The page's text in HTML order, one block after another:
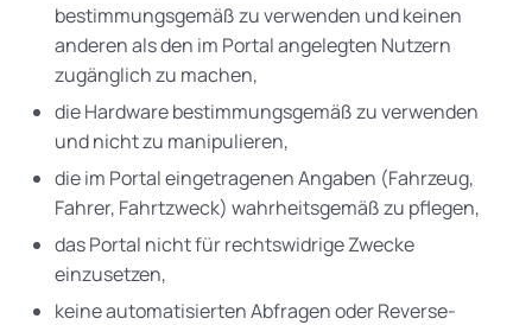
bestimmungsgemäß zu verwenden und keinen
anderen als den im Portal angelegten Nutzern
zugänglich zu machen,
die Hardware bestimmungsgemäß zu verwenden
und nicht zu manipulieren,
die im Portal eingetragenen Angaben (Fahrzeug,
Fahrer, Fahrtzweck) wahrheitsgemäß zu pflegen,
das Portal nicht für rechtswidrige Zwecke
einzusetzen,
keine automatisierten Abfragen oder Reverse-